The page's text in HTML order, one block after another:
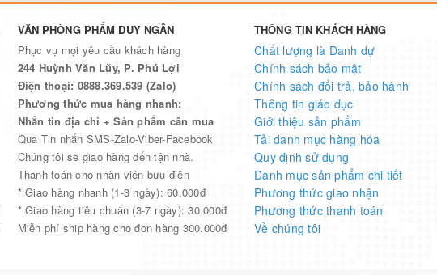
VĂN PHÒNG PHẨM DUY NGÂN
Phục vụ mọi yêu cầu khách hàng
244 Huỳnh Văn Lũy, P. Phú Lợi
Điện thoại: 0888.369.539 (Zalo)
Phương thức mua hàng nhanh:
Nhắn tin địa chỉ + Sản phẩm cần mua
Qua Tin nhắn SMS-Zalo-Viber-Facebook
Chúng tôi sẽ giao hàng đến tận nhà.
Thanh toán cho nhân viên bưu điện
* Giao hàng nhanh (1-3 ngày): 60.000đ
* Giao hàng tiêu chuẩn (3-7 ngày): 30.000đ
Miễn phí ship hàng cho đơn hàng 300.000đ
THÔNG TIN KHÁCH HÀNG
Chất lượng là Danh dự
Chính sách bảo mật
Chính sách đổi trả, bảo hành
Thông tin giáo dục
Giới thiệu sản phẩm
Tải danh mục hàng hóa
Quy định sử dụng
Danh mục sản phẩm chi tiết
Phương thức giao nhận
Phương thức thanh toán
Về chúng tôi